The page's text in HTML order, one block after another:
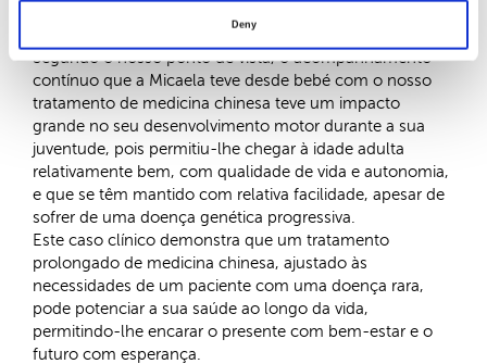
Deny
Segundo o nosso ponto de vista, o acompanhamento
contínuo que a Micaela teve desde bebé com o nosso
tratamento de medicina chinesa teve um impacto
grande no seu desenvolvimento motor durante a sua
juventude, pois permitiu-lhe chegar à idade adulta
relativamente bem, com qualidade de vida e autonomia,
e que se têm mantido com relativa facilidade, apesar de
sofrer de uma doença genética progressiva.
Este caso clínico demonstra que um tratamento
prolongado de medicina chinesa, ajustado às
necessidades de um paciente com uma doença rara,
pode potenciar a sua saúde ao longo da vida,
permitindo-lhe encarar o presente com bem-estar e o
futuro com esperança.